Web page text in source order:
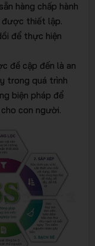
hàng chấp hành
được thiết lập.
để thực hiện
đề cập đến là an
trong quá trình
biện pháp để
con người.